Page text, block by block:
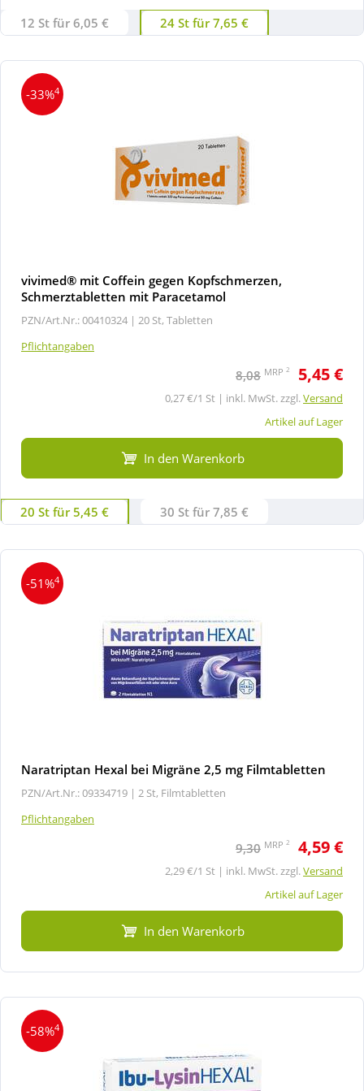
12 St für 6,05 € 24 St für 7,65 €
-33%4
vivimed® mit Coffein gegen Kopfschmerzen,
Schmerztabletten mit Paracetamol
PZN/Art.Nr.: 00410324 | 20 St, Tabletten
Pflichtangaben
8,08 MRP 2 5,45 €
0,27 €/1 St | inkl. MwSt. zzgl.Versand
Artikel auf Lager
In den Warenkorb
20 St für 5,45 € 30 St für 7,85 €
-51%4
Naratriptan Hexal bei Migräne 2,5 mg Filmtabletten
PZN/Art.Nr.: 09334719 | 2 St, Filmtabletten
Pflichtangaben
9,30 MRP 2 4,59 €
2,29 €/1 St | inkl. MwSt. zzgl.Versand
Artikel auf Lager
In den Warenkorb
-58%4